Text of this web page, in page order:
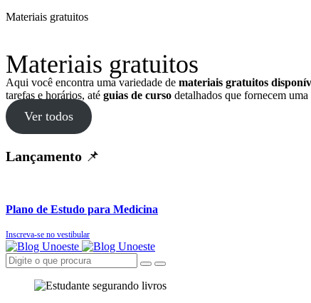
Materiais gratuitos
Materiais gratuitos
Aqui você encontra uma variedade de materiais gratuitos
tarefas e horários, até guias de curso detalhados que fornecem
Ver todos
Lançamento 📌
Plano de Estudo para Medicina
Inscreva-se no vestibular